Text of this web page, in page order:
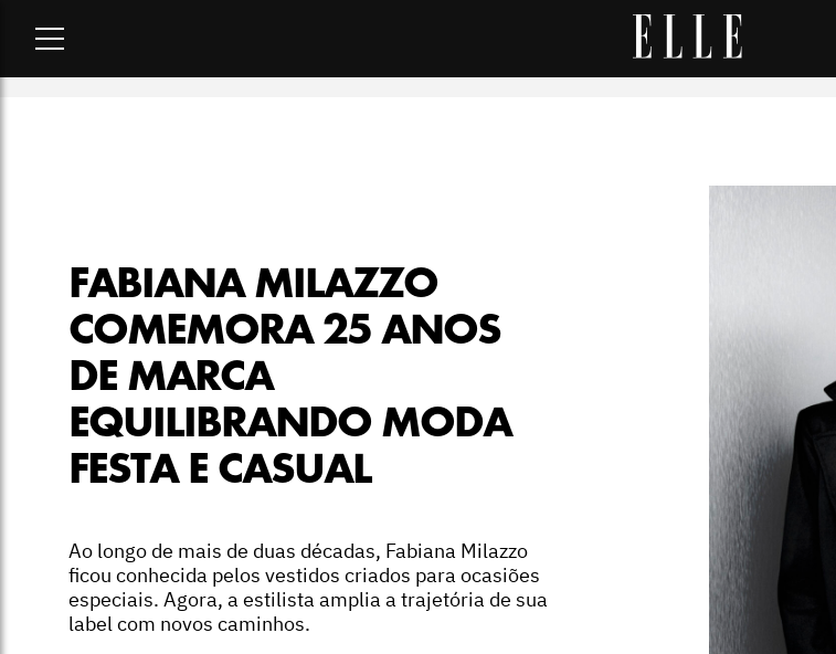
Fabiana Milazzo comemora 25 anos de marca equilibrando moda festa e casual
FABIANA MILAZZO
COMEMORA 25 ANOS
DE MARCA
EQUILIBRANDO MODA
FESTA E CASUAL
Ao longo de mais de duas décadas, Fabiana Milazzo
ficou conhecida pelos vestidos criados para ocasiões
especiais. Agora, a estilista amplia a trajetória de sua
label com novos caminhos.